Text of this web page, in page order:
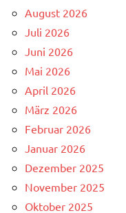
August 2026
Juli 2026
Juni 2026
Mai 2026
April 2026
März 2026
Februar 2026
Januar 2026
Dezember 2025
November 2025
Oktober 2025